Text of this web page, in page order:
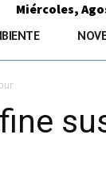
Miércoles,